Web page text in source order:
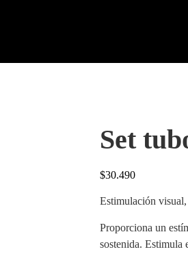
Set
$30.490
Estimulación
Proporciona un
sostenida. Estimula